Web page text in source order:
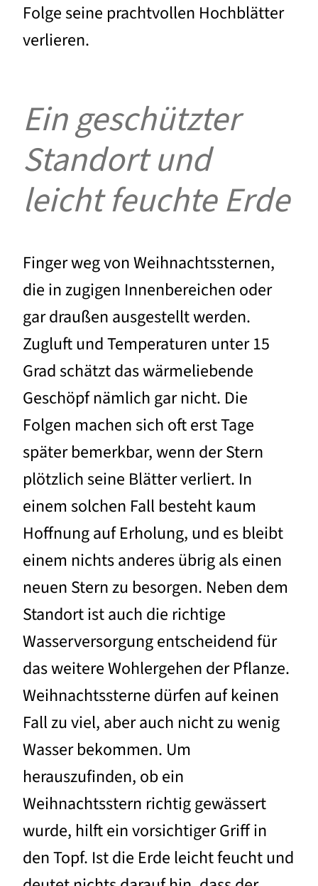
Folge seine prachtvollen Hochblätter
verlieren.
Ein geschützter
Standort und
leicht feuchte Erde
Finger weg von Weihnachtssternen,
die in zugigen Innenbereichen oder
gar draußen ausgestellt werden.
Zugluft und Temperaturen unter 15
Grad schätzt das wärmeliebende
Geschöpf nämlich gar nicht. Die
Folgen machen sich oft erst Tage
später bemerkbar, wenn der Stern
plötzlich seine Blätter verliert. In
einem solchen Fall besteht kaum
Hoffnung auf Erholung, und es bleibt
einem nichts anderes übrig als einen
neuen Stern zu besorgen. Neben dem
Standort ist auch die richtige
Wasserversorgung entscheidend für
das weitere Wohlergehen der Pflanze.
Weihnachtssterne dürfen auf keinen
Fall zu viel, aber auch nicht zu wenig
Wasser bekommen. Um
herauszufinden, ob ein
Weihnachtsstern richtig gewässert
wurde, hilft ein vorsichtiger Griff in
den Topf. Ist die Erde leicht feucht und